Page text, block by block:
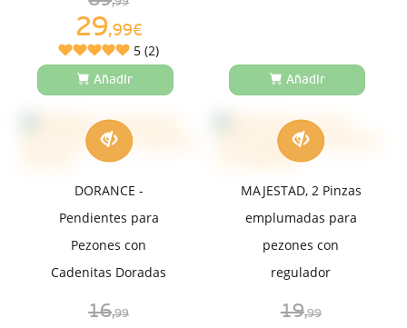
29,99€
5 (2)
Añadir Añadir
DORANCE -
Pendientes para
Pezones con
Cadenitas Doradas
16,99
MAJESTAD, 2 Pinzas
emplumadas para
pezones con
regulador
19,99